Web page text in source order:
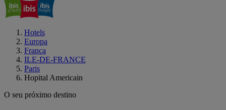
Hotels
Europa
França
ILE-DE-FRANCE
Paris
Hopital Americain
O seu próximo destino